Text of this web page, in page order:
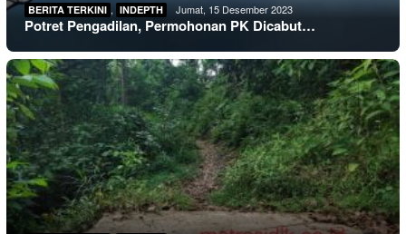
BERITA TERKINI , INDEPTH Jumat, 15 Desember 2023
Potret Pengadilan, Permohonan PK Dicabut…